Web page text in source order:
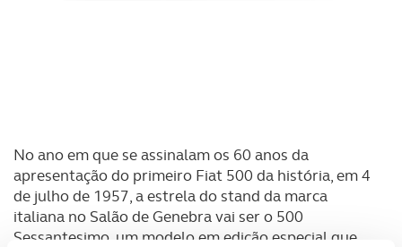
No ano em que se assinalam os 60 anos da
apresentação do primeiro Fiat 500 da história, em 4
de julho de 1957, a estrela do stand da marca
italiana no Salão de Genebra vai ser o 500
Sessantesimo, um modelo em edição especial que